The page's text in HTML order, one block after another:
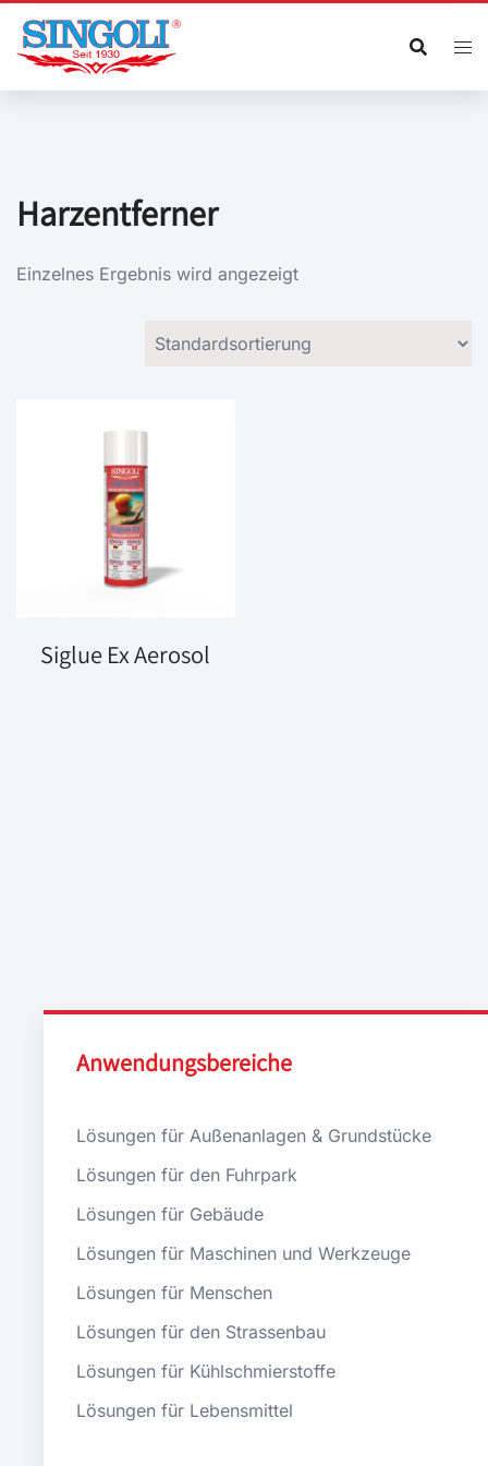
Zum
Inhalt
springen
Harzentferner
Einzelnes Ergebnis wird angezeigt
Siglue Ex Aerosol
Anwendungsbereiche
Lösungen für Außenanlagen & Grundstücke
Lösungen für den Fuhrpark
Lösungen für Gebäude
Lösungen für Maschinen und Werkzeuge
Lösungen für Menschen
Lösungen für den Strassenbau
Lösungen für Kühlschmierstoffe
Lösungen für Lebensmittel